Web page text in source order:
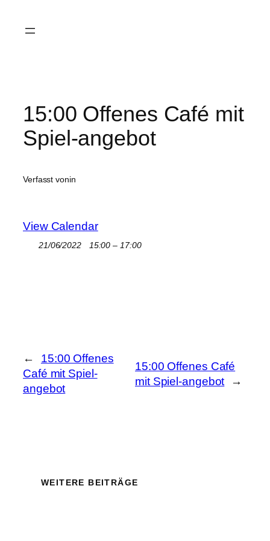
Inhalt
15:00 Offenes Café mit
Spiel-angebot
Verfasst vonin
View Calendar
21/06/2022 15:00 – 17:00
←
15:00 Offenes
Café mit Spiel-
angebot
15:00 Offenes Café
mit Spiel-angebot
→
WEITERE BEITRÄGE